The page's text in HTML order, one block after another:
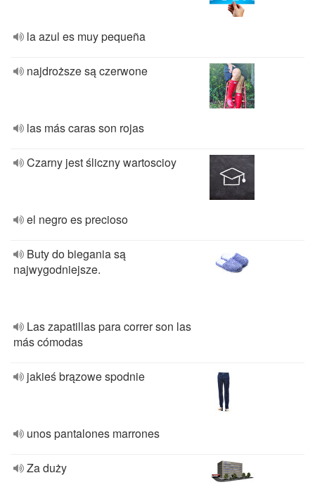
la azul es muy pequeña
najdroższe są czerwone
las más caras son rojas
Czarny jest śliczny wartoscioy
el negro es precioso
Buty do biegania są
najwygodniejsze.
Las zapatillas para correr son las
más cómodas
jakieś brązowe spodnie
unos pantalones marrones
Za duży